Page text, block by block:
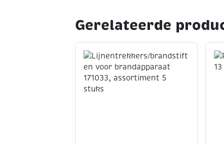
Gerelateerde